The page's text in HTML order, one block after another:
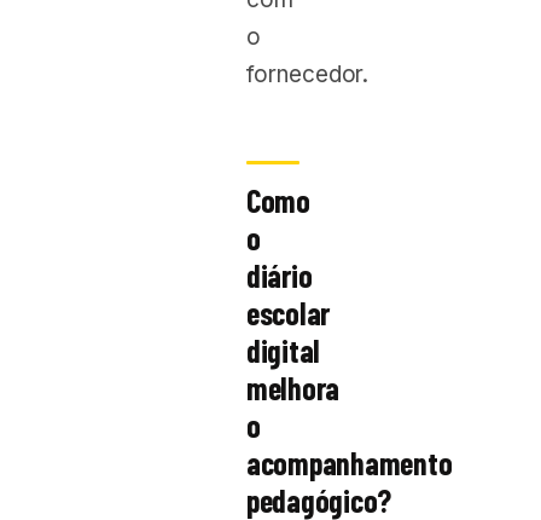
o
fornecedor.
Como
o
diário
escolar
digital
melhora
o
acompanhamento
pedagógico?